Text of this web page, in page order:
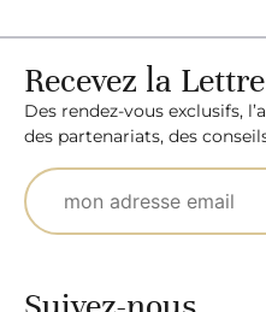
Recevez la
Des rendez-vous exclusifs,
des partenariats, des